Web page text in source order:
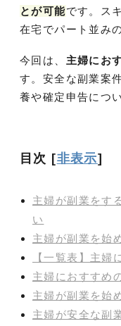
とが可能です。ス
在宅でパート並み
今回は、 主婦にお
す。安全な副業案
養や確定申告につ
目次 [非表示]
主婦が副業をす
い
主婦が副業を始
【一覧表】主婦
主婦におすすめ
主婦が副業を始
主婦が安全な副